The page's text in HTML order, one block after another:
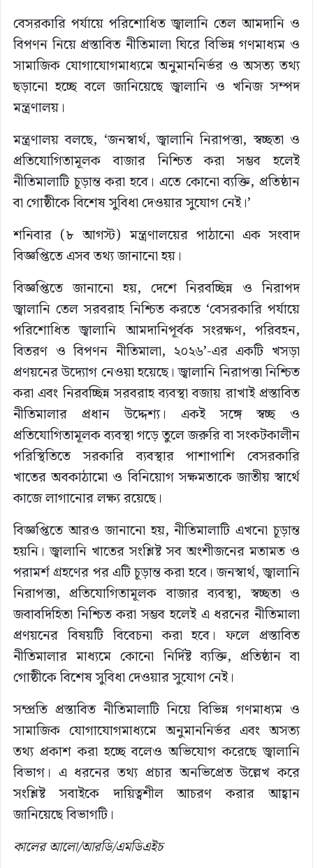
বেসরকারি পর্যায়ে পরিশোধিত জ্বালানি তেল আমদানি ও
বিপণন নিয়ে প্রস্তাবিত নীতিমালা ঘিরে বিভিন্ন গণমাধ্যম ও
সামাজিক যোগাযোগমাধ্যমে অনুমাননির্ভর ও অসত্য তথ্য
ছড়ানো হচ্ছে বলে জানিয়েছে জ্বালানি ও খনিজ সম্পদ
মন্ত্রণালয়।
মন্ত্রণালয় বলছে, ‘জনস্বার্থ, জ্বালানি নিরাপত্তা, স্বচ্ছতা ও
প্রতিযোগিতামূলক বাজার নিশ্চিত করা সম্ভব হলেই
নীতিমালাটি চূড়ান্ত করা হবে। এতে কোনো ব্যক্তি, প্রতিষ্ঠান
বা গোষ্ঠীকে বিশেষ সুবিধা দেওয়ার সুযোগ নেই।’
শনিবার (৮ আগস্ট) মন্ত্রণালয়ের পাঠানো এক সংবাদ
বিজ্ঞপ্তিতে এসব তথ্য জানানো হয়।
বিজ্ঞপ্তিতে জানানো হয়, দেশে নিরবচ্ছিন্ন ও নিরাপদ
জ্বালানি তেল সরবরাহ নিশ্চিত করতে ‘বেসরকারি পর্যায়ে
পরিশোধিত জ্বালানি আমদানিপূর্বক সংরক্ষণ, পরিবহন,
বিতরণ ও বিপণন নীতিমালা, ২০২৬’-এর একটি খসড়া
প্রণয়নের উদ্যোগ নেওয়া হয়েছে। জ্বালানি নিরাপত্তা নিশ্চিত
করা এবং নিরবচ্ছিন্ন সরবরাহ ব্যবস্থা বজায় রাখাই প্রস্তাবিত
নীতিমালার প্রধান উদ্দেশ্য। একই সঙ্গে স্বচ্ছ ও
প্রতিযোগিতামূলক ব্যবস্থা গড়ে তুলে জরুরি বা সংকটকালীন
পরিস্থিতিতে সরকারি ব্যবস্থার পাশাপাশি বেসরকারি
খাতের অবকাঠামো ও বিনিয়োগ সক্ষমতাকে জাতীয় স্বার্থে
কাজে লাগানোর লক্ষ্য রয়েছে।
বিজ্ঞপ্তিতে আরও জানানো হয়, নীতিমালাটি এখনো চূড়ান্ত
হয়নি। জ্বালানি খাতের সংশ্লিষ্ট সব অংশীজনের মতামত ও
পরামর্শ গ্রহণের পর এটি চূড়ান্ত করা হবে। জনস্বার্থ, জ্বালানি
নিরাপত্তা, প্রতিযোগিতামূলক বাজার ব্যবস্থা, স্বচ্ছতা ও
জবাবদিহিতা নিশ্চিত করা সম্ভব হলেই এ ধরনের নীতিমালা
প্রণয়নের বিষয়টি বিবেচনা করা হবে। ফলে প্রস্তাবিত
নীতিমালার মাধ্যমে কোনো নির্দিষ্ট ব্যক্তি, প্রতিষ্ঠান বা
গোষ্ঠীকে বিশেষ সুবিধা দেওয়ার সুযোগ নেই।
সম্প্রতি প্রস্তাবিত নীতিমালাটি নিয়ে বিভিন্ন গণমাধ্যম ও
সামাজিক যোগাযোগমাধ্যমে অনুমাননির্ভর এবং অসত্য
তথ্য প্রকাশ করা হচ্ছে বলেও অভিযোগ করেছে জ্বালানি
বিভাগ। এ ধরনের তথ্য প্রচার অনভিপ্রেত উল্লেখ করে
সংশ্লিষ্ট সবাইকে দায়িত্বশীল আচরণ করার আহ্বান
জানিয়েছে বিভাগটি।
কালের আলো/আরডি/এমডিএইচ